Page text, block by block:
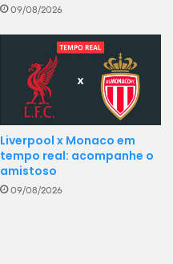
09/08/2026
Liverpool x Monaco em
tempo real: acompanhe o
amistoso
09/08/2026